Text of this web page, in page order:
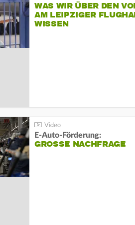
WAS WIR ÜBER DEN
AM LEIPZIGER
WISSEN
E-Auto-Förderung:
GROSSE NACHFRAGE